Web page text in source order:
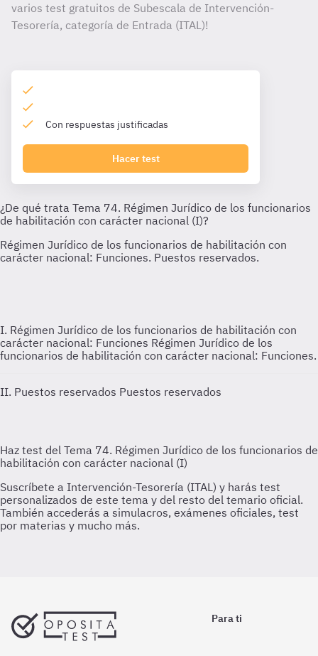
varios test gratuitos de Subescala de Intervención-
Tesorería, categoría de Entrada (ITAL)!
Con respuestas justificadas
Hacer test
I. Régimen Jurídico de los funcionarios de habilitación con
carácter nacional: Funciones Régimen Jurídico de los
funcionarios de habilitación con carácter nacional: Funciones.
II. Puestos reservados Puestos reservados
Para ti